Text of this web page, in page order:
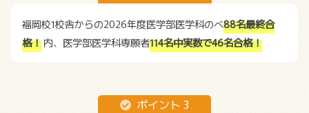
福岡校1校舎からの2026年度医学部医学科のべ88名最終合
格！内、医学部医学科専願者114名中実数で46名合格！
ポイント 3